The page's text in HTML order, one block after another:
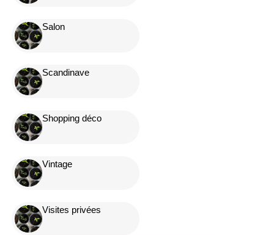
Salon
Scandinave
Shopping déco
Vintage
Visites privées